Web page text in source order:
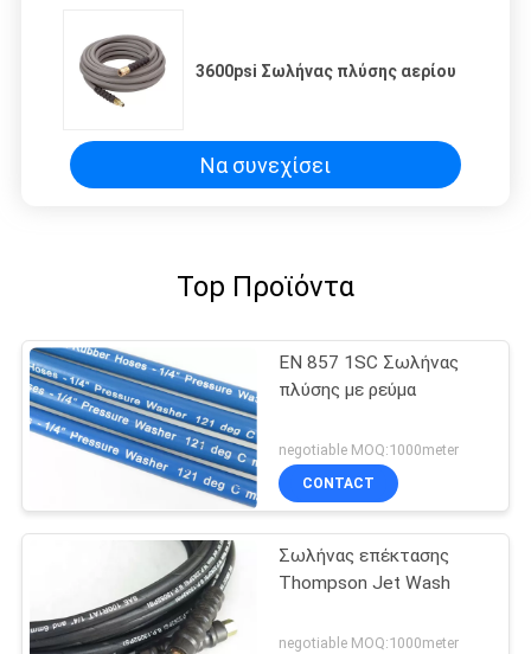
3600psi Σωλήνας πλύσης αερίου
Να συνεχίσει
Top Προϊόντα
EN 857 1SC Σωλήνας
πλύσης με ρεύμα
negotiable MOQ:1000meter
CONTACT
Σωλήνας επέκτασης
Thompson Jet Wash
negotiable MOQ:1000meter